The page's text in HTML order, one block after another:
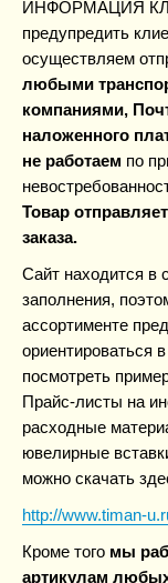
ИНФОРМАЦИЯ
предупредить
осуществляем
любыми
компаниями,
наложенного
не работаем по
Товар
заказа.
Сайт находится в
заполнения,
ассортименте
ориентироваться
посмотреть
Прайс-листы на
расходные
ювелирные
можно скачать
http://www.timan-
Кроме того мы
артикулам